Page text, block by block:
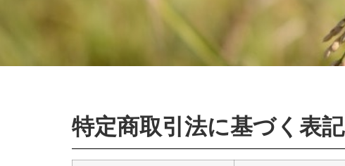
特定商取引法に基づく表記